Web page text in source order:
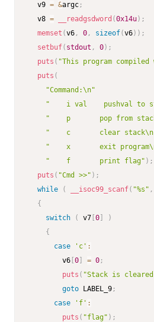
  v9
= &argc ;
  v8
= __readgsdword (0x14u) ;
memset (v6 , 0 , sizeof(v6) ) ;
setbuf( stdout , 0) ;
puts ( "This program
puts (
"Command:\n"
"    i val    pushval to
"    p       pop from
"    c       clear
"    x       exit
"    f       print flag" ) ;
puts ( "Cmd >>" ) ;
while
( __isoc99_scanf( "%s" ,
{
switch
( v7 0
)
{
case
'c' :
        v6
0 = 0 ;
puts ( "Stack is
goto LABEL_9 ;
case
'f' :
puts ( "flag" ) ;